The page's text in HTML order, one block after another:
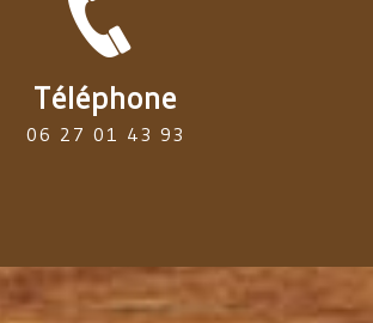
Téléphone
06 27 01 43 93